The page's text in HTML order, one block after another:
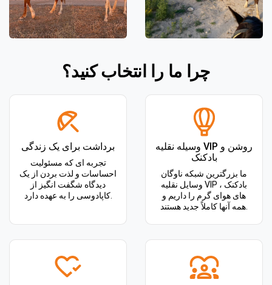
چرا ما را انتخاب کنید؟
برداشت برای یک زندگی
تجربه ای که مسئولیت
احساسات و لذت بردن از یک
دیدگاه شگفت انگیز از
کاپادوسی را به عهده دارد.
وسیله نقلیه VIP روشن و
بادکنک
ما بزرگترین شبکه ناوگان
وسایل نقلیه VIP ، بادکنک
های هوای گرم را داریم و